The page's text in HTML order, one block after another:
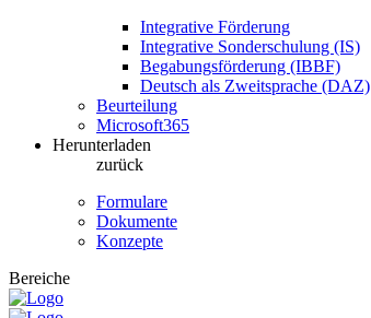
Integrative Förderung
Integrative Sonderschulung (IS)
Begabungsförderung (IBBF)
Deutsch als Zweitsprache (DAZ)
Beurteilung
Microsoft365
Herunterladen
zurück
Formulare
Dokumente
Konzepte
Bereiche